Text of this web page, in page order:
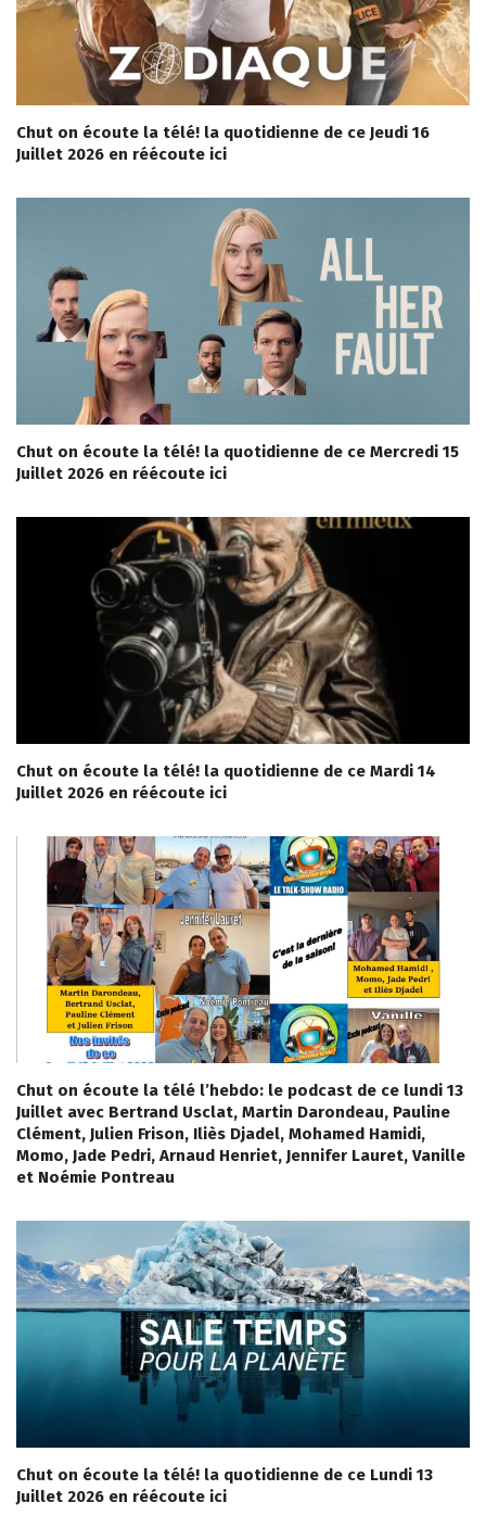
Chut on écoute la télé! la quotidienne de ce Jeudi 16
Juillet 2026 en réécoute ici
Chut on écoute la télé! la quotidienne de ce Mercredi 15
Juillet 2026 en réécoute ici
Chut on écoute la télé! la quotidienne de ce Mardi 14
Juillet 2026 en réécoute ici
Chut on écoute la télé l’hebdo: le podcast de ce lundi 13
Juillet avec Bertrand Usclat, Martin Darondeau, Pauline
Clément, Julien Frison, Iliès Djadel, Mohamed Hamidi,
Momo, Jade Pedri, Arnaud Henriet, Jennifer Lauret, Vanille
et Noémie Pontreau
Chut on écoute la télé! la quotidienne de ce Lundi 13
Juillet 2026 en réécoute ici